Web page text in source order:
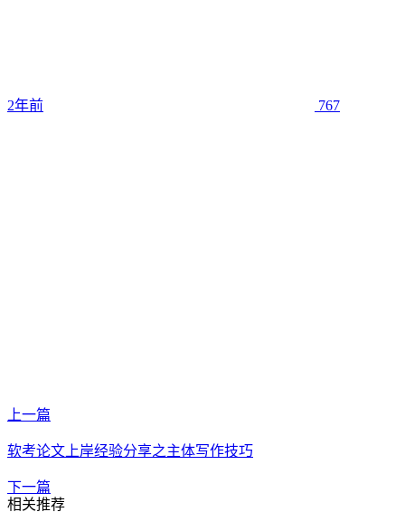
2年前 767
上一篇
软考论文上岸经验分享之主体写作技巧
下一篇
相关推荐